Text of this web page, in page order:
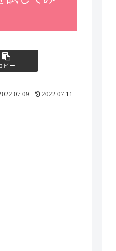
ピー
2022.07.11